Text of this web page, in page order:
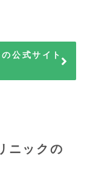
公式サイト
ニックの